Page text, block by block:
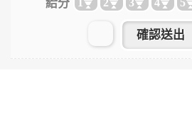
給分 1 2 3 4 5